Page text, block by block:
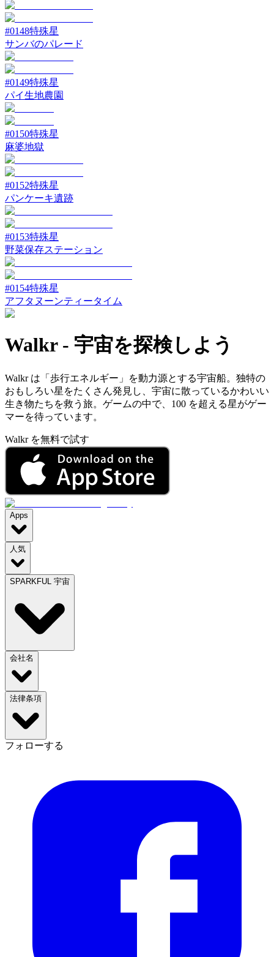
#0148特殊星
サンバのパレード
#0149特殊星
パイ生地農園
#0150特殊星
麻婆地獄
#0152特殊星
パンケーキ遺跡
#0153特殊星
野菜保存ステーション
#0154特殊星
アフタヌーンティータイム
Walkr- 宇宙を探検しよう
Walkr は「歩行エネルギー」を動力源とする宇宙船。独特の
おもしろい星をたくさん発見し、宇宙に散っているかわいい
生き物たちを救う旅。ゲームの中で、100 を超える星がゲー
マーを待っています。
Walkr を無料で試す
Apps
人気
SPARKFUL 宇宙
会社名
法律条項
フォローする